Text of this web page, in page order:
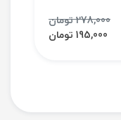
278,000 تومان
195,000 تومان